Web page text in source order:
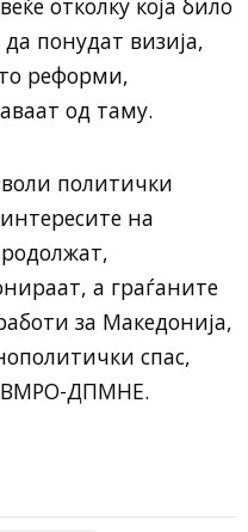
отколку која било
понудат визија,
реформи,
од таму.
политички
на
а граѓаните
за Македонија,
спас,
ВМРО-ДПМНЕ.